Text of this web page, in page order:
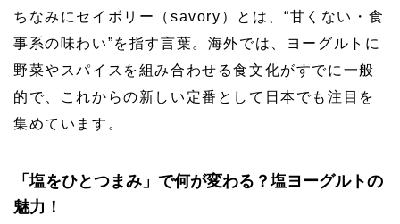
ちなみにセイボリー（savory）とは、“甘くない・食
事系の味わい”を指す言葉。海外では、ヨーグルトに
野菜やスパイスを組み合わせる食文化がすでに一般
的で、これからの新しい定番として日本でも注目を
集めています。
「塩をひとつまみ」で何が変わる？塩ヨーグルトの
魅力！